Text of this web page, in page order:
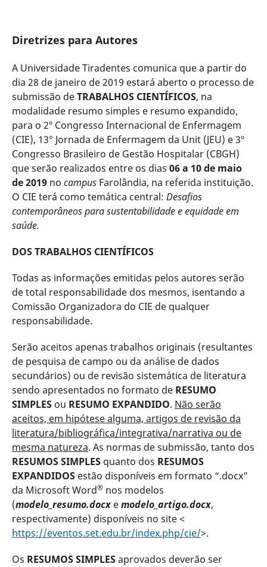
Diretrizes para Autores
A Universidade Tiradentes comunica que a partir do
dia 28 de janeiro de 2019 estará aberto o processo de
submissão deTRABALHOS CIENTÍFICOS, na
modalidade resumo simples e resumo expandido,
para o 2º Congresso Internacional de Enfermagem
(CIE), 13° Jornada de Enfermagem da Unit (JEU) e 3º
Congresso Brasileiro de Gestão Hospitalar (CBGH)
que serão realizados entre os dias 06 a 10 de maio
de 2019no campusFarolândia, na referida instituição.
O CIE terá como temática central: Desafios
contemporâneos para sustentabilidade e equidade em
saúde.
DOS TRABALHOS CIENTÍFICOS
Todas as informações emitidas pelos autores serão
de total responsabilidade dos mesmos, isentando a
Comissão Organizadora do CIE de qualquer
responsabilidade.
Serão aceitos apenas trabalhos originais (resultantes
de pesquisa de campo ou da análise de dados
secundários) ou de revisão sistemática de literatura
sendo apresentados no formato de RESUMO
SIMPLES ou RESUMO EXPANDIDO. Não serão
aceitos, em hipótese alguma, artigos de revisão da
literatura/bibliográfica/integrativa/narrativa ou de
mesma natureza. As normas de submissão, tanto dos
RESUMOS SIMPLESquanto dos RESUMOS
EXPANDIDOSestão disponíveis em formato “.docx”
da Microsoft Word®nos modelos
(modelo_resumo.docxemodelo_artigo.docx,
respectivamente) disponíveis no site <
https://eventos.set.edu.br/index.php/cie/>.
Os RESUMOS SIMPLESaprovados deverão ser